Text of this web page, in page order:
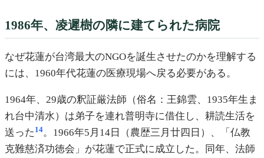
1986年、凌遲樹の隣に建てられた病院
なぜ花蓮が台湾最大のNGOを誕生させたのかを理解する
には、1960年代花蓮の医療現場へ戻る必要がある。
1964年、29歳の釈証厳法師（俗名：王錦雲、1935年生ま
れ台中清水）は弟子を連れ普明寺に借住し、耕読生活を
送った 14。1966年5月14日（農歴三月廿四日）、「仏教
克難慈済功徳会」が花蓮で正式に成立した。同年、法師